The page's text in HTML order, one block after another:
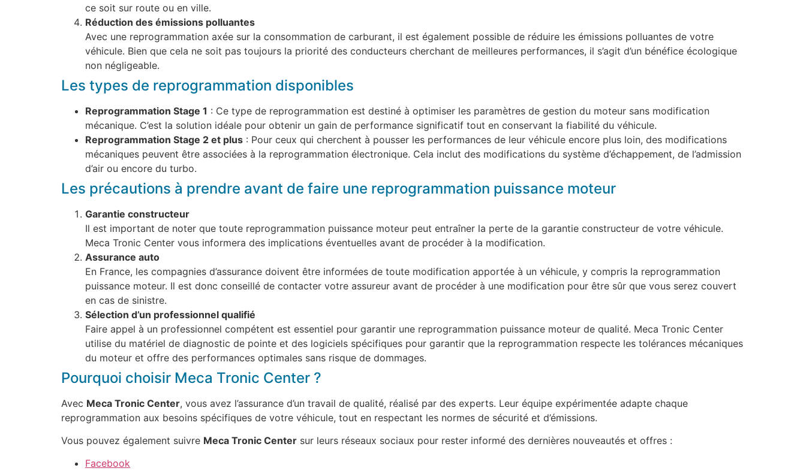
ce soit sur route ou en ville.
Réduction des émissions polluantes
Avec une reprogrammation axée sur la consommation de carburant, il est également possible de réduire les émissions polluantes de votre
véhicule. Bien que cela ne soit pas toujours la priorité des conducteurs cherchant de meilleures performances, il s’agit d’un bénéfice écologique
non négligeable.
Les types de reprogrammation disponibles
Reprogrammation Stage 1 : Ce type de reprogrammation est destiné à optimiser les paramètres de gestion du moteur sans modification
mécanique. C’est la solution idéale pour obtenir un gain de performance significatif tout en conservant la fiabilité du véhicule.
Reprogrammation Stage 2 et plus : Pour ceux qui cherchent à pousser les performances de leur véhicule encore plus loin, des modifications
mécaniques peuvent être associées à la reprogrammation électronique. Cela inclut des modifications du système d’échappement, de l’admission
d’air ou encore du turbo.
Les précautions à prendre avant de faire une reprogrammation puissance moteur
Garantie constructeur
Il est important de noter que toute reprogrammation puissance moteur peut entraîner la perte de la garantie constructeur de votre véhicule.
Meca Tronic Center vous informera des implications éventuelles avant de procéder à la modification.
Assurance auto
En France, les compagnies d’assurance doivent être informées de toute modification apportée à un véhicule, y compris la reprogrammation
puissance moteur. Il est donc conseillé de contacter votre assureur avant de procéder à une modification pour être sûr que vous serez couvert
en cas de sinistre.
Sélection d’un professionnel qualifié
Faire appel à un professionnel compétent est essentiel pour garantir une reprogrammation puissance moteur de qualité. Meca Tronic Center
utilise du matériel de diagnostic de pointe et des logiciels spécifiques pour garantir que la reprogrammation respecte les tolérances mécaniques
du moteur et offre des performances optimales sans risque de dommages.
Pourquoi choisir Meca Tronic Center ?
Avec Meca Tronic Center, vous avez l’assurance d’un travail de qualité, réalisé par des experts. Leur équipe expérimentée adapte chaque
reprogrammation aux besoins spécifiques de votre véhicule, tout en respectant les normes de sécurité et d’émissions.
Vous pouvez également suivre Meca Tronic Center sur leurs réseaux sociaux pour rester informé des dernières nouveautés et offres :
Facebook